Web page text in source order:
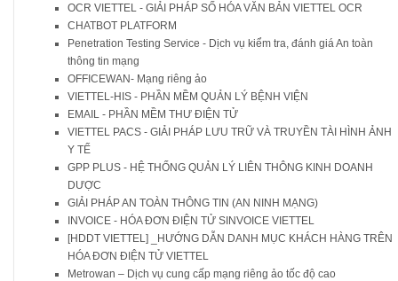
OCR VIETTEL - GIẢI PHÁP SỐ HÓA VĂN BẢN VIETTEL OCR
CHATBOT PLATFORM
Penetration Testing Service - Dịch vụ kiểm tra, đánh giá An toàn
thông tin mạng
OFFICEWAN- Mạng riêng ảo
VIETTEL-HIS - PHẦN MỀM QUẢN LÝ BỆNH VIỆN
EMAIL - PHẦN MỀM THƯ ĐIỆN TỬ
VIETTEL PACS - GIẢI PHÁP LƯU TRỮ VÀ TRUYỀN TÀI HÌNH ẢNH
Y TẾ
GPP PLUS - HỆ THỐNG QUẢN LÝ LIÊN THÔNG KINH DOANH
DƯỢC
GIẢI PHÁP AN TOÀN THÔNG TIN (AN NINH MẠNG)
INVOICE - HÓA ĐƠN ĐIỆN TỬ SINVOICE VIETTEL
[HDDT VIETTEL] _HƯỚNG DẪN DANH MỤC KHÁCH HÀNG TRÊN
HÓA ĐƠN ĐIỆN TỬ VIETTEL
Metrowan – Dịch vụ cung cấp mạng riêng ảo tốc độ cao